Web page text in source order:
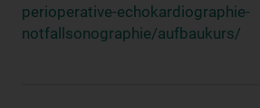
perioperative-echokardiographie-
notfallsonographie/aufbaukurs/